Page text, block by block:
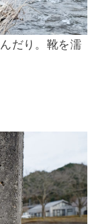
だり。靴を濡